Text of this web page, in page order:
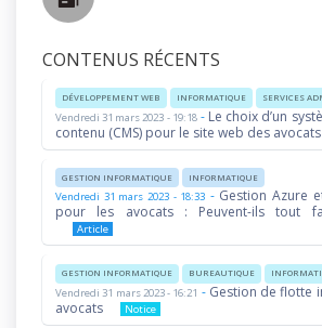
CONTENUS RÉCENTS
DÉVELOPPEMENT WEB INFORMATIQUE SERVICES
Vendredi 31 mars 2023 - 19:18- Le choix d’un
contenu (CMS) pour le site web des avocats
GESTION INFORMATIQUE INFORMATIQUE
Vendredi 31 mars 2023 - 18:33 - Gestion Azure
pour les avocats : Peuvent-ils tout
Article
GESTION INFORMATIQUE BUREAUTIQUE
Vendredi 31 mars 2023 - 16:21 - Gestion de flotte
avocats
Notice